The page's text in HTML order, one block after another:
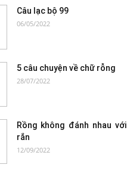
Câu lạc bộ 99
06/05/2022
5 câu chuyện về chữ rỗng
28/07/2022
Rồng không đánh nhau với
rắn
12/09/2022